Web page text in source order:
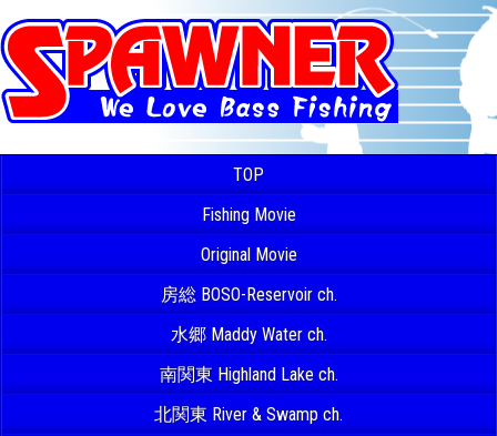
TOP
Fishing Movie
Original Movie
房総 BOSO-Reservoir ch.
水郷 Maddy Water ch.
南関東 Highland Lake ch.
北関東 River & Swamp ch.